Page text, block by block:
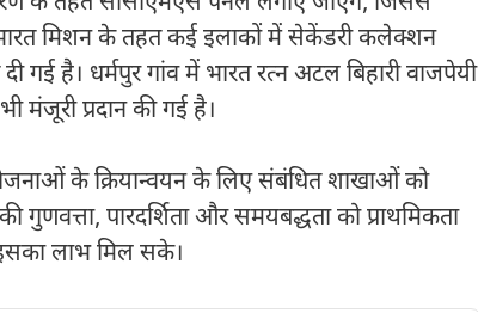
भारत मिशन के तहत कई इलाकों में सेकेंडरी कलेक्शन
गई है। धर्मपुर गांव में भारत रत्न अटल बिहारी वाजपेयी
मंजूरी प्रदान की गई है।
के क्रियान्वयन के लिए संबंधित शाखाओं को
गुणवत्ता, पारदर्शिता और समयबद्धता को प्राथमिकता
लाभ मिल सके।